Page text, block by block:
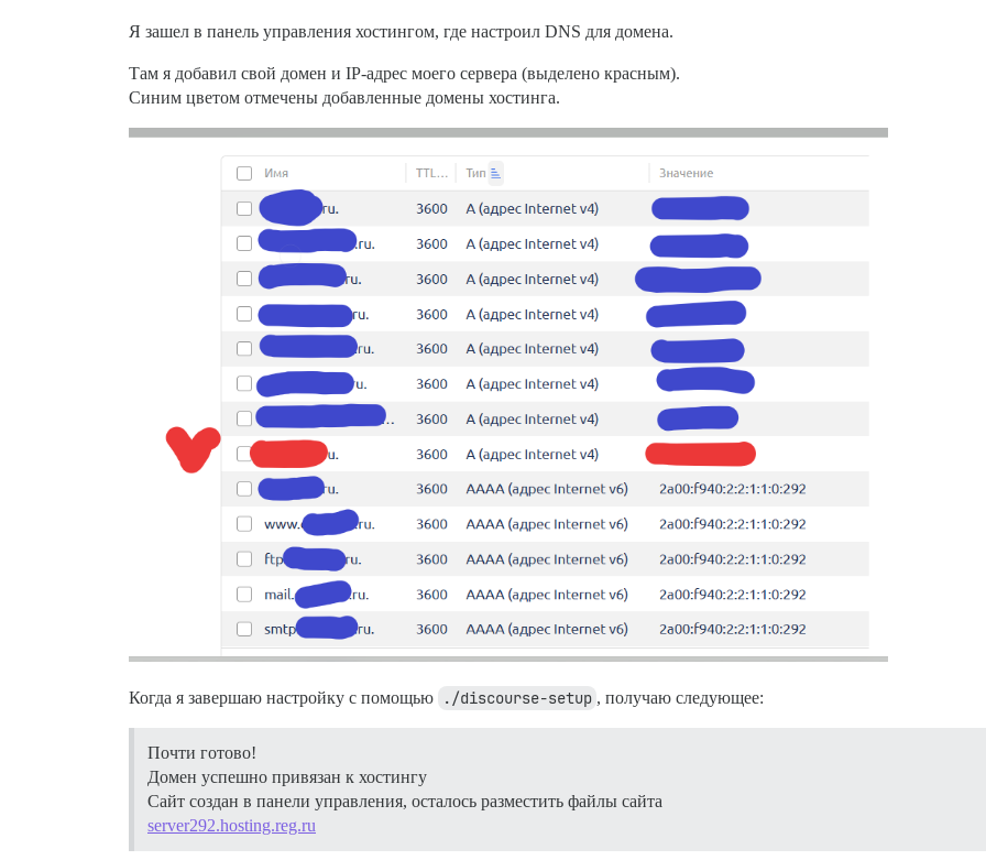
Я зашел в панель управления хостингом, где настроил DNS для домена.
Там я добавил свой домен и IP-адрес моего сервера (выделено красным).
Синим цветом отмечены добавленные домены хостинга.
Когда я завершаю настройку с помощью ./discourse-setup , получаю следующее:
Почти готово!
Домен успешно привязан к хостингу
Сайт создан в панели управления, осталось разместить файлы сайта
server292.hosting.reg.ru